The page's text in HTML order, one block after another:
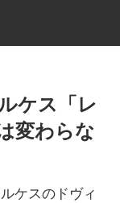
バ
ケス「レ
変わらな
ケスのドヴィ